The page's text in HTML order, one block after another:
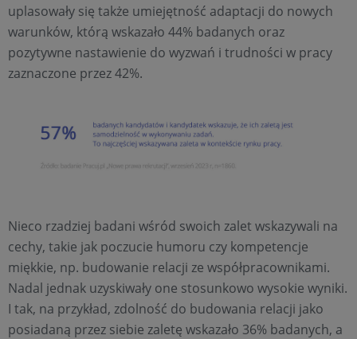
uplasowały się także umiejętność adaptacji do nowych
warunków, którą wskazało 44% badanych oraz
pozytywne nastawienie do wyzwań i trudności w pracy
zaznaczone przez 42%.
Nieco rzadziej badani wśród swoich zalet wskazywali na
cechy, takie jak poczucie humoru czy kompetencje
miękkie, np. budowanie relacji ze współpracownikami.
Nadal jednak uzyskiwały one stosunkowo wysokie wyniki.
I tak, na przykład, zdolność do budowania relacji jako
posiadaną przez siebie zaletę wskazało 36% badanych, a